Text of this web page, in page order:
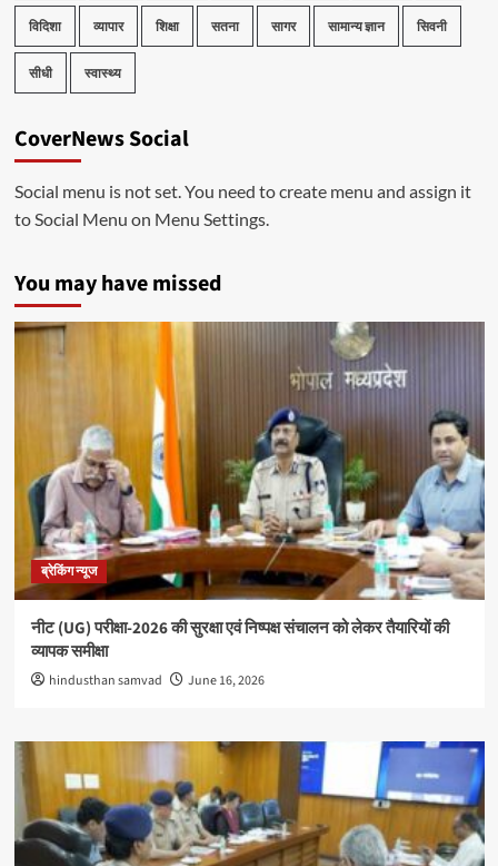
विदिशा व्यापार शिक्षा सतना सागर सामान्य ज्ञान सिवनी
सीधी स्वास्थ्य
CoverNews Social
Social menu is not set. You need to create menu and assign it
to Social Menu on Menu Settings.
You may have missed
ब्रेकिंग न्यूज
नीट (UG) परीक्षा-2026 की सुरक्षा एवं निष्पक्ष संचालन को लेकर तैयारियों की
व्यापक समीक्षा
hindusthan samvad June 16, 2026